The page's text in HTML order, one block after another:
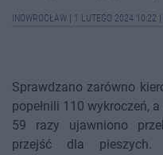
INOWROCŁAW 1 LUTEGO 2024 10:22
Sprawdzano zarówno
popełnili 110 wykroczeń,
59 razy ujawniono
przejść dla pieszych.